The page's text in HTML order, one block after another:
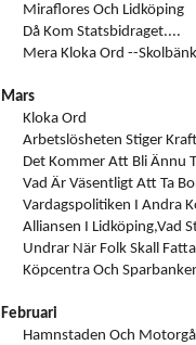
Miraflores Och Lidköping
Då Kom Statsbidraget....
Mera Kloka Ord --
Mars
Kloka Ord
Arbetslösheten Stiger
Det Kommer Att Bli Ännu
Vad Är Väsentligt Att Ta
Vardagspolitiken I Andra
Alliansen I Lidköping,vad
Undrar När Folk Skall
Köpcentra Och
Februari
Hamnstaden Och